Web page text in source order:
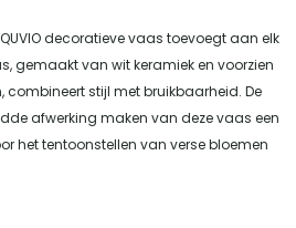
decoratieve vaas toevoegt aan elk
gemaakt van wit keramiek en voorzien
stijl met bruikbaarheid. De
afwerking maken van deze vaas een
het tentoonstellen van verse bloemen